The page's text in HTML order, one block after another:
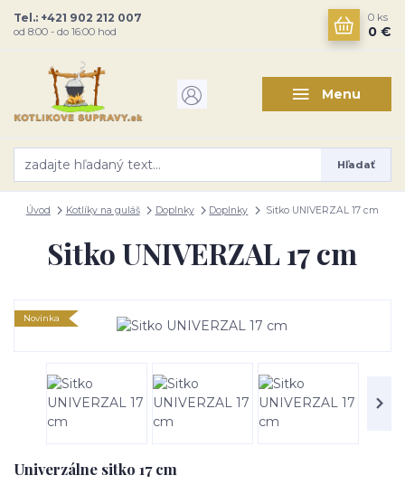
Menu
Hľadať
Tel.: +421 902 212 007
od 8:00 - do 16:00 hod
0 ks
0 €
Úvod Kotlíky na guláš Doplnky Doplnky Sitko UNIVERZAL 17 cm
Sitko UNIVERZAL 17 cm
Novinka
Univerzálne sitko 17 cm